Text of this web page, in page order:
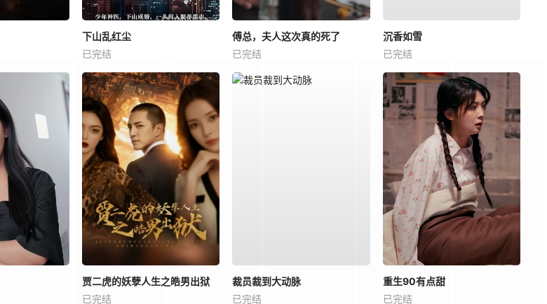
下山乱红尘
已完结
傅总，夫人这次真的死了
已完结
沉香如雪
已完结
贾二虎的妖孽人生之皓男出狱
已完结
裁员裁到大动脉
已完结
重生90有点甜
已完结